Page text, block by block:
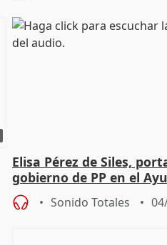
Elisa Pérez de Siles,
gobierno de PP en el
de Málaga, deja la política
Sonido Totales